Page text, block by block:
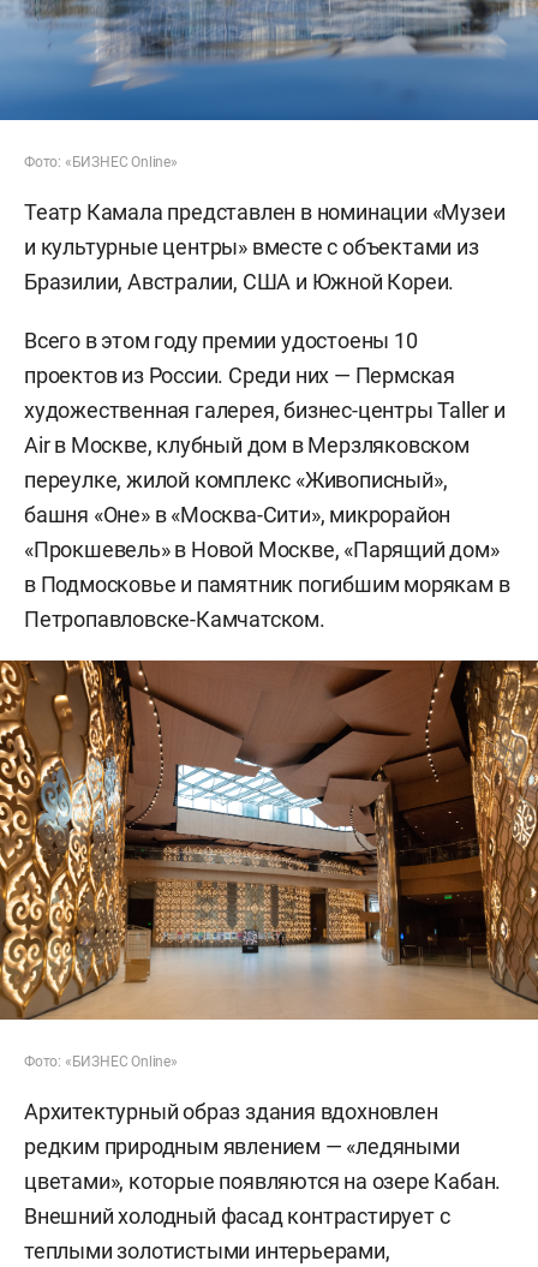
Фото: «БИЗНЕС Online»
Театр Камала представлен в номинации «Музеи
и культурные центры» вместе с объектами из
Бразилии, Австралии, США и Южной Кореи.
Всего в этом году премии удостоены 10
проектов из России. Среди них — Пермская
художественная галерея, бизнес-центры Taller и
Air в Москве, клубный дом в Мерзляковском
переулке, жилой комплекс «Живописный»,
башня «Оне» в «Москва-Сити», микрорайон
«Прокшевель» в Новой Москве, «Парящий дом»
в Подмосковье и памятник погибшим морякам в
Петропавловске-Камчатском.
Фото: «БИЗНЕС Online»
Архитектурный образ здания вдохновлен
редким природным явлением — «ледяными
цветами», которые появляются на озере Кабан.
Внешний холодный фасад контрастирует с
теплыми золотистыми интерьерами,